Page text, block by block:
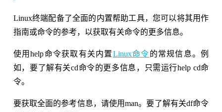
Linux终端配备了全面的内置帮助工具，您可以将其用作
指南或命令的参考，以获取有关命令的更多信息。
使用help命令获取有关内置Linux命令的常规信息。例
如，要了解有关cd命令的更多信息，只需运行help cd命
令。
要获取全面的参考信息，请使用man。要了解有关df命令